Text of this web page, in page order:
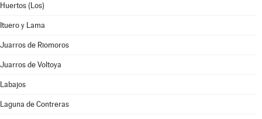
Huertos (Los)
Ituero y Lama
Juarros de Riomoros
Juarros de Voltoya
Labajos
Laguna de Contreras